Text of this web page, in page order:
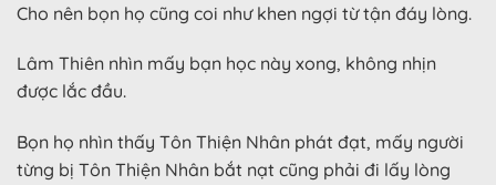
Cho nên bọn họ cũng coi như khen ngợi từ tận đáy lòng.
Lâm Thiên nhìn mấy bạn học này xong, không nhịn
được lắc đầu.
Bọn họ nhìn thấy Tôn Thiện Nhân phát đạt, mấy người
từng bị Tôn Thiện Nhân bắt nạt cũng phải đi lấy lòng